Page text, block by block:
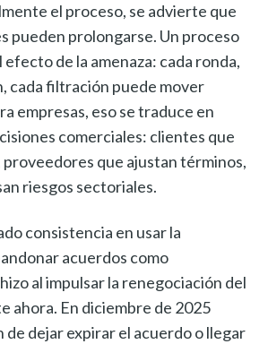
el proceso, se advierte que
pueden prolongarse. Un proceso
de la amenaza: cada ronda,
cada filtración puede mover
empresas, eso se traduce en
comerciales: clientes que
proveedores que ajustan términos,
riesgos sectoriales.
consistencia en usar la
acuerdos como
al impulsar la renegociación del
ahora. En diciembre de 2025
de dejar expirar el acuerdo o llegar